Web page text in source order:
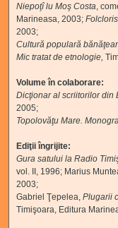
Niepoţî lu Moş Costa,
Marineasa, 2003;
2003;
Cultură populară
Mic tratat de etnologie,
Volume în colaborare:
Dicţionar alscriitorilor din
2005;
Topolovăţu Mare.
Ediţii îngrijite:
Gura satului la Radio
vol. II, 1996; Marius
2003;
Gabriel Ţepelea,Plugarii
Timişoara, Editura